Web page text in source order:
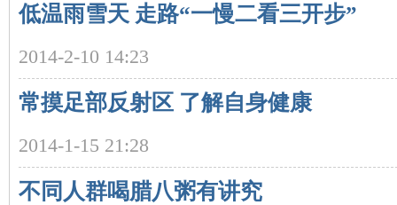
低温雨雪天 走路“一慢二看三开步”
2014-2-10 14:23
常摸足部反射区 了解自身健康
2014-1-15 21:28
不同人群喝腊八粥有讲究